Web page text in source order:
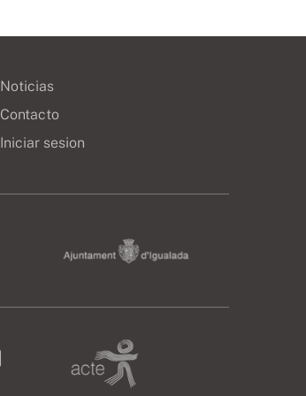
Noticias
Contacto
Iniciar sesion